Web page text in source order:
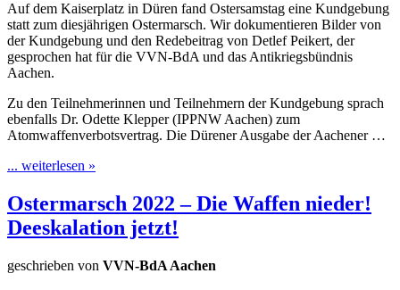
Auf dem Kaiserplatz in Düren fand Ostersamstag eine Kundgebung
statt zum diesjährigen Ostermarsch. Wir dokumentieren Bilder von
der Kundgebung und den Redebeitrag von Detlef Peikert, der
gesprochen hat für die VVN-BdA und das Antikriegsbündnis
Aachen.
Zu den Teilnehmerinnen und Teilnehmern der Kundgebung sprach
ebenfalls Dr. Odette Klepper (IPPNW Aachen) zum
Atomwaffenverbotsvertrag. Die Dürener Ausgabe der Aachener …
... weiterlesen »
Ostermarsch 2022 – Die Waffen nieder!
Deeskalation jetzt!
geschrieben von VVN-BdA Aachen